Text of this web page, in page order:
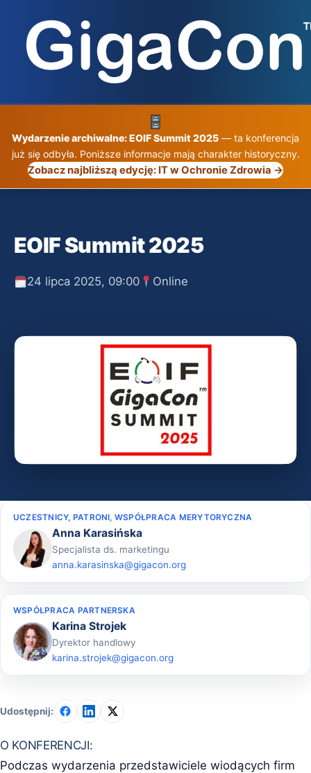
treści
Wydarzenie archiwalne: EOIF Summit 2025 — ta konferencja
już się odbyła. Poniższe informacje mają charakter historyczny.
Zobacz najbliższą edycję: IT w Ochronie Zdrowia →
EOIF Summit 2025
24 lipca 2025, 09:00 Online
Udostępnij:
O KONFERENCJI:
Podczas wydarzenia przedstawiciele wiodących firm
UCZESTNICY, PATRONI, WSPÓŁPRACA MERYTORYCZNA
Anna Karasińska
Specjalista ds. marketingu
anna.karasinska@gigacon.org
WSPÓŁPRACA PARTNERSKA
Karina Strojek
Dyrektor handlowy
karina.strojek@gigacon.org